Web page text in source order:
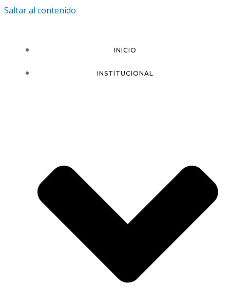
Saltar al contenido
INICIO
INSTITUCIONAL